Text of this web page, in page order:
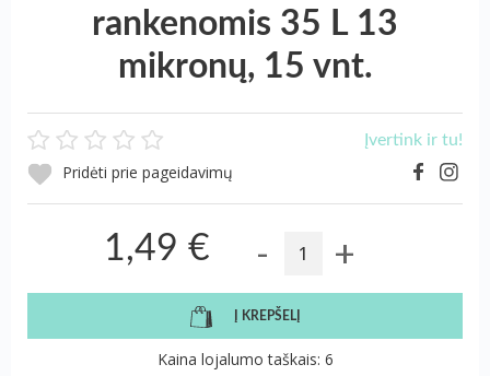
rankenomis 35 L 13
mikronų, 15 vnt.
Įvertink ir tu!
Pridėti prie pageidavimų
1,49 € - +
Į KREPŠELĮ
Kaina lojalumo taškais: 6